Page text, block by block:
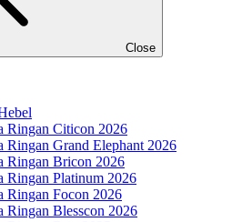
Close
Ringan Citicon 2026
Ringan Grand Elephant 2026
Ringan Bricon 2026
Ringan Platinum 2026
Ringan Focon 2026
Ringan Blesscon 2026